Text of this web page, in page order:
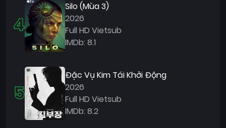
4
Silo (Mùa 3)
2026
Full HD Vietsub
IMDb: 8.1
5
Đặc Vụ Kim Tái Khởi Động
2026
Full HD Vietsub
IMDb: 8.2